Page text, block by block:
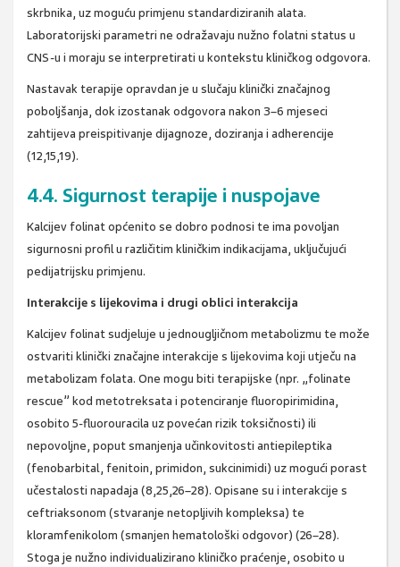
skrbnika, uz moguću primjenu standardiziranih alata.
Laboratorijski parametri ne odražavaju nužno folatni status u
CNS-u i moraju se interpretirati u kontekstu kliničkog odgovora.
Nastavak terapije opravdan je u slučaju klinički značajnog
poboljšanja, dok izostanak odgovora nakon 3–6 mjeseci
zahtijeva preispitivanje dijagnoze, doziranja i adherencije
(12,15,19).
4.4. Sigurnost terapije i nuspojave
Kalcijev folinat općenito se dobro podnosi te ima povoljan
sigurnosni profil u različitim kliničkim indikacijama, uključujući
pedijatrijsku primjenu.
Interakcije s lijekovima i drugi oblici interakcija
Kalcijev folinat sudjeluje u jednougljičnom metabolizmu te može
ostvariti klinički značajne interakcije s lijekovima koji utječu na
metabolizam folata. One mogu biti terapijske (npr. „folinate
rescue” kod metotreksata i potenciranje fluoropirimidina,
osobito 5-fluorouracila uz povećan rizik toksičnosti) ili
nepovoljne, poput smanjenja učinkovitosti antiepileptika
(fenobarbital, fenitoin, primidon, sukcinimidi) uz mogući porast
učestalosti napadaja (8,25,26–28). Opisane su i interakcije s
ceftriaksonom (stvaranje netopljivih kompleksa) te
kloramfenikolom (smanjen hematološki odgovor) (26–28).
Stoga je nužno individualizirano kliničko praćenje, osobito u